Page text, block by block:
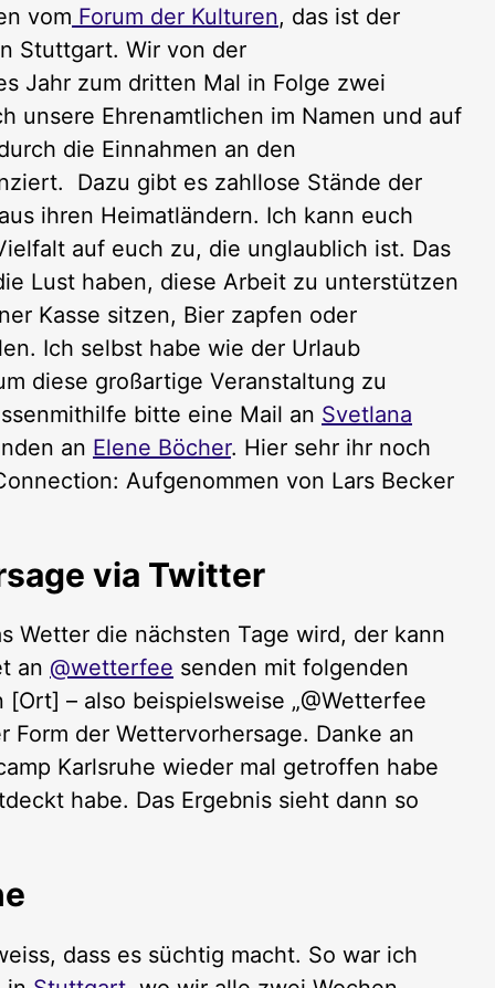
vom Forum der Kulturen, das ist der
Stuttgart. Wir von der
Jahr zum dritten Mal in Folge zwei
unsere Ehrenamtlichen im Namen und auf
die Einnahmen an den
Dazu gibt es zahllose Stände der
ihren Heimatländern. Ich kann euch
auf euch zu, die unglaublich ist. Das
Lust haben, diese Arbeit zu unterstützen
Kasse sitzen, Bier zapfen oder
Ich selbst habe wie der Urlaub
diese großartige Veranstaltung zu
bitte eine Mail an Svetlana
an Elene Böcher. Hier sehr ihr noch
Aufgenommen von Lars Becker
via Twitter
Wetter die nächsten Tage wird, der kann
an @wetterfee senden mit folgenden
– also beispielsweise „@Wetterfee
der Wettervorhersage. Danke an
Karlsruhe wieder mal getroffen habe
habe. Das Ergebnis sieht dann so
dass es süchtig macht. So war ich